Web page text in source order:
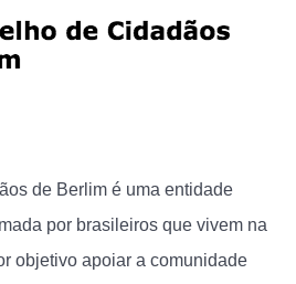
de Berlim é uma entidade
por brasileiros que vivem na
objetivo apoiar a comunidade